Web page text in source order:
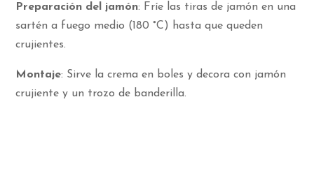
Preparación del jamón: Fríe las tiras de jamón en una
sartén a fuego medio (180 °C) hasta que queden
crujientes.
Montaje: Sirve la crema en boles y decora con jamón
crujiente y un trozo de banderilla.